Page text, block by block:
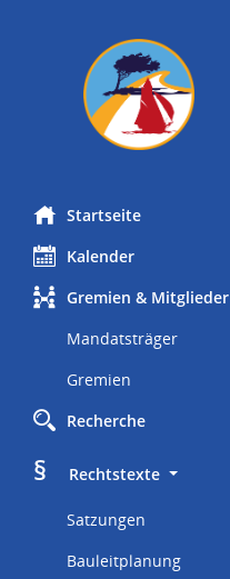
Startseite
Kalender
Gremien & Mitglieder
Mandatsträger
Gremien
Recherche
§
     Rechtstexte
Satzungen
Bauleitplanung